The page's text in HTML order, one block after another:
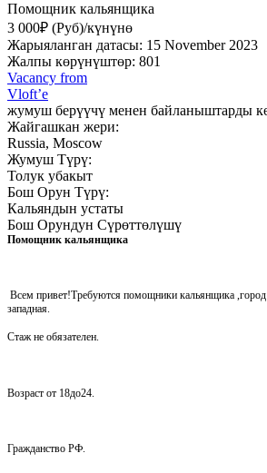
Помощник кальянщика
3 000₽ (Руб)/күнүнө
Жарыяланган датасы: 15 November 2023
Жалпы көрүнүштөр: 801
Vacancy from
Vloft’e
жумуш берүүчү менен байланыштарды
Жайгашкан жери:
Russia, Moscow
Жумуш Түрү:
Толук убакыт
Бош Орун Түрү:
Кальяндын устаты
Бош Орундун Сүрөттөлүшү
Помощник кальянщика
Всем привет!Требуются помощники кальянщика
западная.
Стаж не обязателен.
Возраст от 18до24.
Гражданство РФ.